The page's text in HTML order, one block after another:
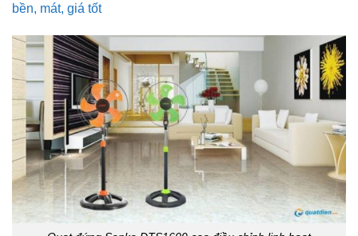
bền, mát, giá tốt